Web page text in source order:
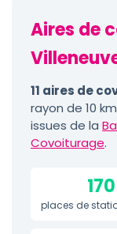
Aires de
11 aires de
rayon de 10
issues de la
Covoiturage.
170
places de